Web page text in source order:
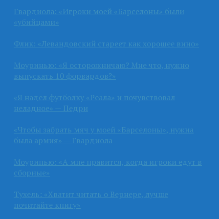
Гвардиола: «Игроки моей «Барселоны» были
«убийцами»
Флик: «Левандовский стареет как хорошее вино»
Моуринью: «Я осторожничаю? Мне что, нужно
выпускать 10 форвардов?»
«Я надел футболку «Реала» и почувствовал
неладное» — Педри
«Чтобы забрать мяч у моей «Барселоны», нужна
была армия» — Гвардиола
Моуринью: «А мне нравится, когда игроки едут в
сборные»
Тухель: «Хватит читать о Вернере, лучше
почитайте книгу»